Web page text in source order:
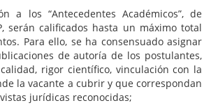
a los “Antecedentes Académicos”, de
serán calificados hasta un máximo total
Para ello, se ha consensuado asignar
de autoría de los postulantes,
rigor científico, vinculación con la
la vacante a cubrir y que correspondan
jurídicas reconocidas;